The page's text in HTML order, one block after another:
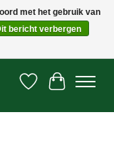
Golfshop in Dordrecht is
Verlanglijst
met het gebruik van
bericht verbergen